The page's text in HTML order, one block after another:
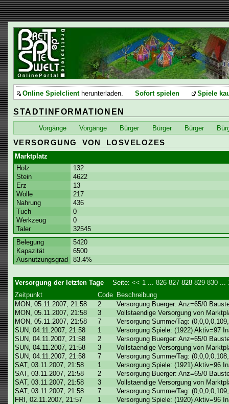
Online Spielclientherunterladen. Sofort spielen Spiele
STADTINFORMATIONEN
Vorgänge Vorgänge Bürger Bürger Bürger
VERSORGUNG VON LOSVELOZES
Marktplatz
Holz
132
Stein
4622
Erz
13
Wolle
217
Nahrung
436
Tuch
0
Werkzeug
0
Taler
32545
Belegung
5420
Kapazität
6500
Ausnutzungsgrad
83.4%
Versorgung der letzten Tage Seite:<< 1 ...826 827 828829 830
Zeitpunkt
Code Beschreibung
MON, 05.11.2007, 21:58
2
Versorgung Buerger: Anz=65/0
MON, 05.11.2007, 21:58
3
Vollstaendige Versorgung von
MON, 05.11.2007, 21:58
7
Versorgung Summe/Tag:
SUN, 04.11.2007, 21:58
1
Versorgung Spiele: (1922) Aktiv=97
SUN, 04.11.2007, 21:58
2
Versorgung Buerger: Anz=65/0
SUN, 04.11.2007, 21:58
3
Vollstaendige Versorgung von
SUN, 04.11.2007, 21:58
7
Versorgung Summe/Tag:
SAT, 03.11.2007, 21:58
1
Versorgung Spiele: (1921) Aktiv=96
SAT, 03.11.2007, 21:58
2
Versorgung Buerger: Anz=65/0
SAT, 03.11.2007, 21:58
3
Vollstaendige Versorgung von
SAT, 03.11.2007, 21:58
7
Versorgung Summe/Tag:
FRI, 02.11.2007, 21:57
1
Versorgung Spiele: (1920) Aktiv=96